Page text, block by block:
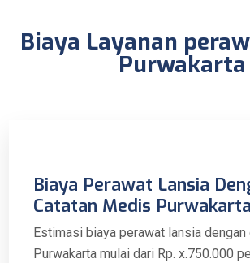
Biaya Layanan
Purwakarta
Biaya Perawat Lansia
Catatan Medis Purwakarta
Estimasi biaya perawat lansia
Purwakarta mulai dari Rp. x.750.000